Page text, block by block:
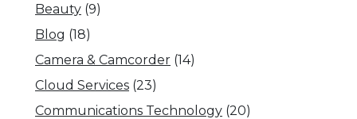
Beauty (9)
Blog (18)
Camera & Camcorder (14)
Cloud Services (23)
Communications Technology (20)